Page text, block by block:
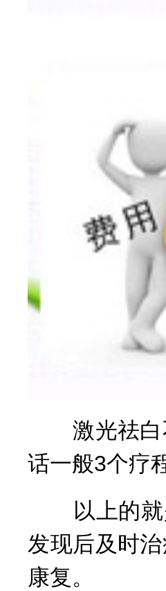
激光祛白不
话一般3个疗
以上的就是
发现后及时
康复。